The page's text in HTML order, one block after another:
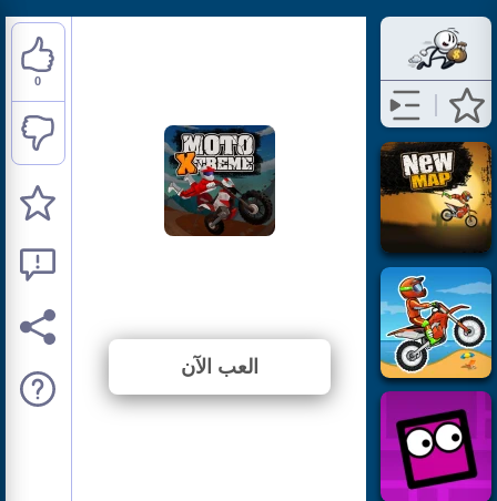
العب الآن
0